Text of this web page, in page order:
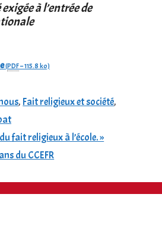
à l’entrée de
(PDF– 115.8 ko)
, Fait religieux et société,
fait religieux à l’école. »
du CCEFR